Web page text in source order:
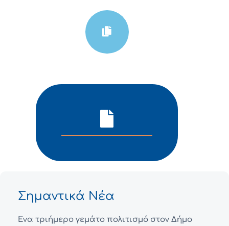
Σημαντικά Νέα
Ένα τριήμερο γεμάτο πολιτισμό στον Δήμο